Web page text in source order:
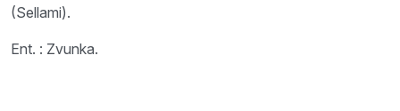
(Sellami).
Ent. : Zvunka.